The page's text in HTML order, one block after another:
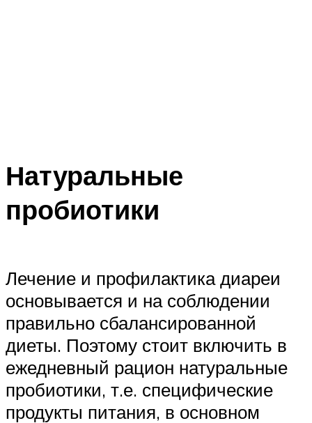
Натуральные
пробиотики
Лечение и профилактика диареи
основывается и на соблюдении
правильно сбалансированной
диеты. Поэтому стоит включить в
ежедневный рацион натуральные
пробиотики, т.е. специфические
продукты питания, в основном